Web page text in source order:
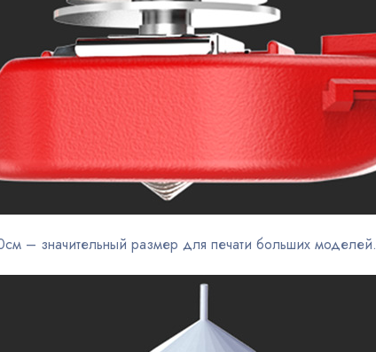
– значительный размер для печати больших моделей.